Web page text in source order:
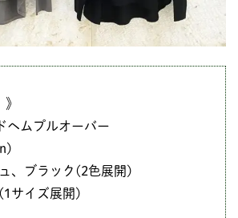
ヘムプルオーバー
、ブラック(2色展開)
サイズ展開)